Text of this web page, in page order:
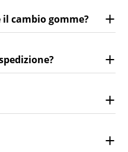
cambio gomme?